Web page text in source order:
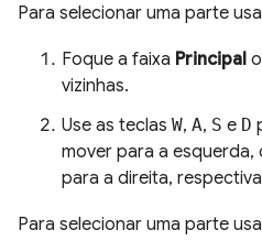
Para selecionar uma parte
Foque a faixa Principal
vizinhas.
Use as teclas W, A, S e D
mover para a esquerda,
para a direita,
Para selecionar uma parte